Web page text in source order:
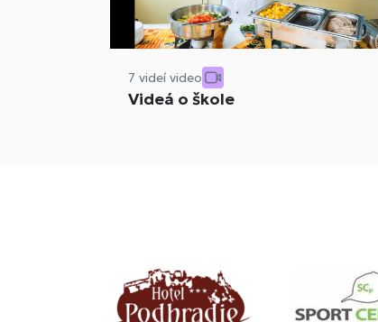
7 videí video
Videá o škole